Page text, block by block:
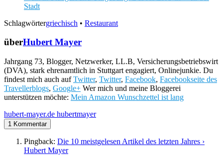
Stadt
Schlagwörtergriechisch • Restaurant
überHubert Mayer
Jahrgang 73, Blogger, Netzwerker, LL.B, Versicherungsbetriebswirt
(DVA), stark ehrenamtlich in Stuttgart engagiert, Onlinejunkie. Du
findest mich auch aufTwitter, Twitter, Facebook, Facebookseite des
Travellerblogs, Google+ Wer mich und meine Bloggerei
unterstützen möchte: Mein Amazon Wunschzettel ist lang
hubert-mayer.de hubertmayer
1 Kommentar
Pingback: Die 10 meistgelesen Artikel des letzten Jahres ›
Hubert Mayer